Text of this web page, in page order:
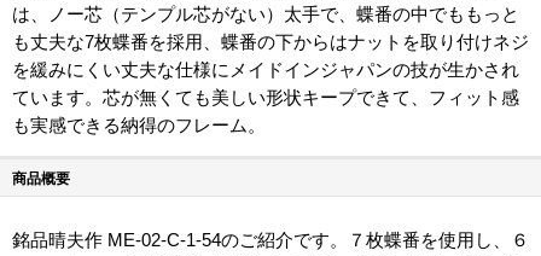
は、ノー芯（テンプル芯がない）太手で、蝶番の中でももっと
も丈夫な7枚蝶番を採用、蝶番の下からはナットを取り付けネジ
を緩みにくい丈夫な仕様にメイドインジャパンの技が生かされ
ています。芯が無くても美しい形状キープできて、フィット感
も実感できる納得のフレーム。
商品概要
銘品晴夫作 ME-02-C-1-54のご紹介です。７枚蝶番を使用し、６